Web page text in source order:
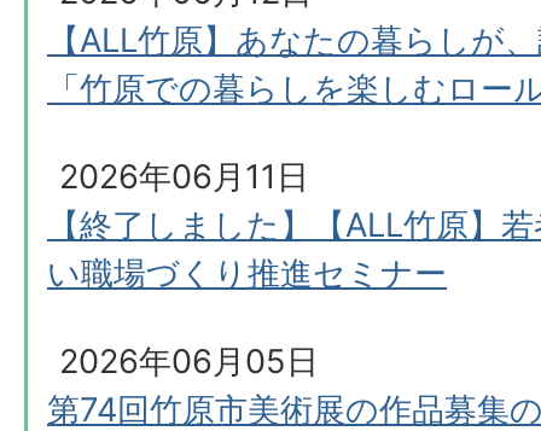
【ALL竹原】あなたの暮らしが
「竹原での暮らしを楽しむロー
2026年06月11日
【終了しました】【ALL竹原】
い職場づくり推進セミナー
2026年06月05日
第74回竹原市美術展の作品募集